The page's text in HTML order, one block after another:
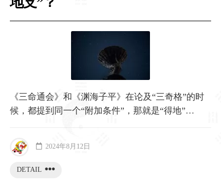
《三命通会》和《渊海子平》在论及“三奇格”的时
候，都提到同一个“附加条件”，那就是“得地”…
DETAIL
2024年8月12日